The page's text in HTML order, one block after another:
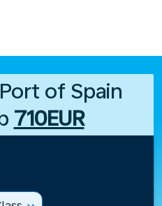
of Spain
710EUR